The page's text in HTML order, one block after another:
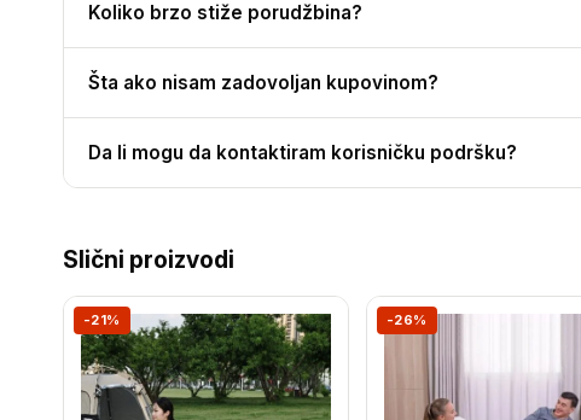
Koliko brzo stiže porudžbina?
Šta ako nisam zadovoljan kupovinom?
Da li mogu da kontaktiram korisničku podršku?
Slični proizvodi
-21% -26%